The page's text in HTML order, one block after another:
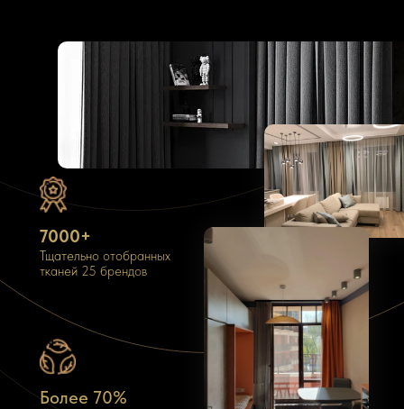
7000+
Тщательно отобранных
тканей 25 брендов
Более 70%